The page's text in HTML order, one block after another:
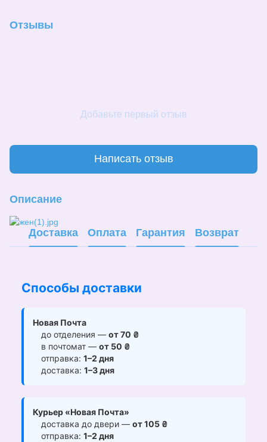
Отзывы
Добавьте первый отзыв
Написать отзыв
Описание
Доставка Оплата Гарантия Возврат
Способы доставки
Новая Почта
до отделения — от 70 ₴
в почтомат — от 50 ₴
отправка: 1–2 дня
доставка: 1–3 дня
Курьер «Новая Почта»
доставка до двери — от 105 ₴
отправка: 1–2 дня